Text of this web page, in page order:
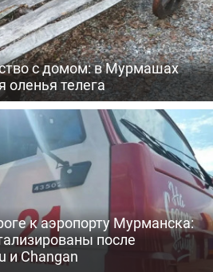
с домом: в Мурмашах
оленья телега
к аэропорту Мурманска:
после
и Changan